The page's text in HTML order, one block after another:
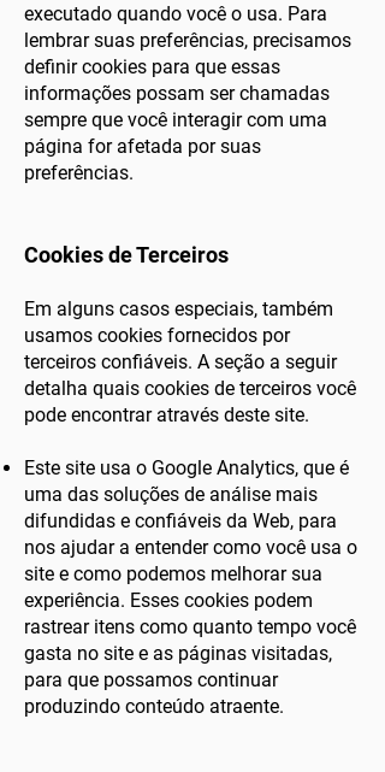
executado quando você o usa. Para
lembrar suas preferências, precisamos
definir cookies para que essas
informações possam ser chamadas
sempre que você interagir com uma
página for afetada por suas
preferências.
Cookies de Terceiros
Em alguns casos especiais, também
usamos cookies fornecidos por
terceiros confiáveis. A seção a seguir
detalha quais cookies de terceiros você
pode encontrar através deste site.
Este site usa o Google Analytics, que é
uma das soluções de análise mais
difundidas e confiáveis ​​da Web, para
nos ajudar a entender como você usa o
site e como podemos melhorar sua
experiência. Esses cookies podem
rastrear itens como quanto tempo você
gasta no site e as páginas visitadas,
para que possamos continuar
produzindo conteúdo atraente.